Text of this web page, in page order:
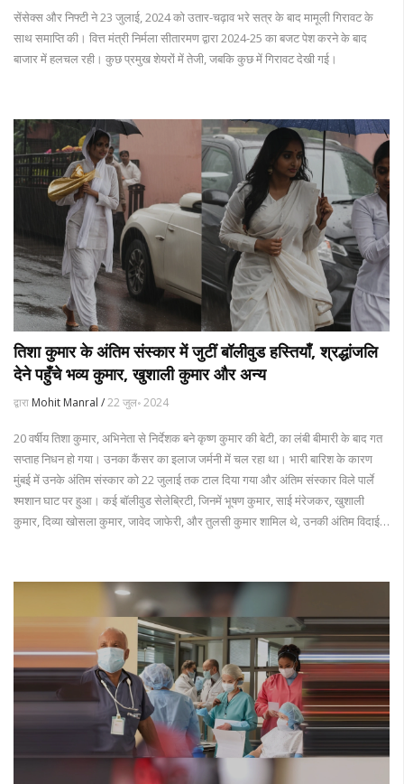
सेंसेक्स और निफ्टी ने 23 जुलाई, 2024 को उतार-चढ़ाव भरे सत्र के बाद मामूली गिरावट के
साथ समाप्ति की। वित्त मंत्री निर्मला सीतारमण द्वारा 2024-25 का बजट पेश करने के बाद
बाजार में हलचल रही। कुछ प्रमुख शेयरों में तेजी, जबकि कुछ में गिरावट देखी गई।
तिशा कुमार के अंतिम संस्कार में जुटीं बॉलीवुड हस्तियाँ, श्रद्धांजलि
देने पहुँचे भव्य कुमार, खुशाली कुमार और अन्य
द्वारा Mohit Manral /22 जुल॰ 2024
20 वर्षीय तिशा कुमार, अभिनेता से निर्देशक बने कृष्ण कुमार की बेटी, का लंबी बीमारी के बाद गत
सप्ताह निधन हो गया। उनका कैंसर का इलाज जर्मनी में चल रहा था। भारी बारिश के कारण
मुंबई में उनके अंतिम संस्कार को 22 जुलाई तक टाल दिया गया और अंतिम संस्कार विले पार्ले
श्मशान घाट पर हुआ। कई बॉलीवुड सेलेब्रिटी, जिनमें भूषण कुमार, साई मंरेजकर, खुशाली
कुमार, दिव्या खोसला कुमार, जावेद जाफेरी, और तुलसी कुमार शामिल थे, उनकी अंतिम विदाई
बॉलरूम, होटल सहारा स्टार में किया जाएगा।